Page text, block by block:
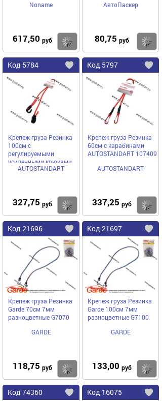
Noname
617,50 руб Купить
АвтоПаскер
80,75 руб
Код 5784
Добавить
избранное
Крепеж груза Резинка
100см с
регулируемыми
усиленными крюками
AUTOSTANDART 107410
AUTOSTANDART
327,75 руб Купить
Код 5797
Крепеж груза Резинка
60см с карабинами
AUTOSTANDART 107409
AUTOSTANDART
337,25 руб
Код 21696
Добавить
в
избранное
Крепеж груза Резинка
Garde 70см 7мм
разноцветные G7070
GARDE
118,75 руб Купить
Код 21697
в
Крепеж груза Резинка
Garde 100см 7мм
разноцветные G7100
GARDE
133,00 руб
Код 74360
Добавить
Код 16075